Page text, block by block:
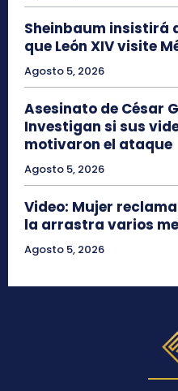
Sheinbaum insistirá
que León XIV visite
Agosto 5, 2026
Asesinato de César
Investigan si sus
motivaron el ataque
Agosto 5, 2026
Video: Mujer
la arrastra varios
Agosto 5, 2026